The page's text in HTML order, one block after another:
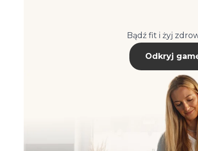
Bądź fit i żyj
Odkryj